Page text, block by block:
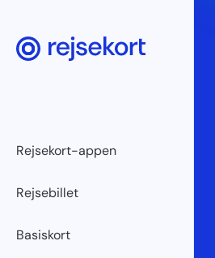
Rejsekort-appen
Rejsebillet
Basiskort